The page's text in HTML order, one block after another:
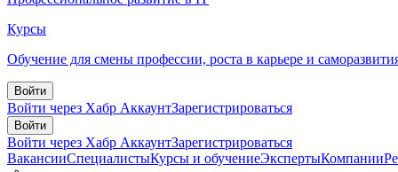
Курсы
Обучение для смены профессии, роста в карьере и
Войти
Войти через Хабр АккаунтЗарегистрироваться
Войти
Войти через Хабр АккаунтЗарегистрироваться
ВакансииСпециалистыКурсы и обучениеЭкспертыКомпании